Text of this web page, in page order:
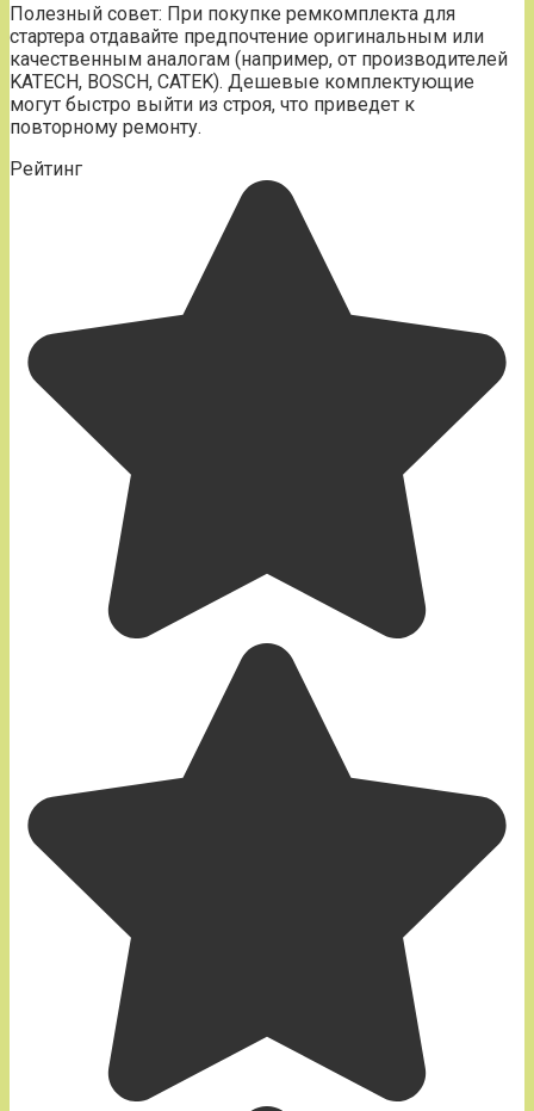
Полезный совет: При покупке ремкомплекта для
стартера отдавайте предпочтение оригинальным или
качественным аналогам (например, от производителей
KATECH, BOSCH, CATEK). Дешевые комплектующие
могут быстро выйти из строя, что приведет к
повторному ремонту.
Рейтинг